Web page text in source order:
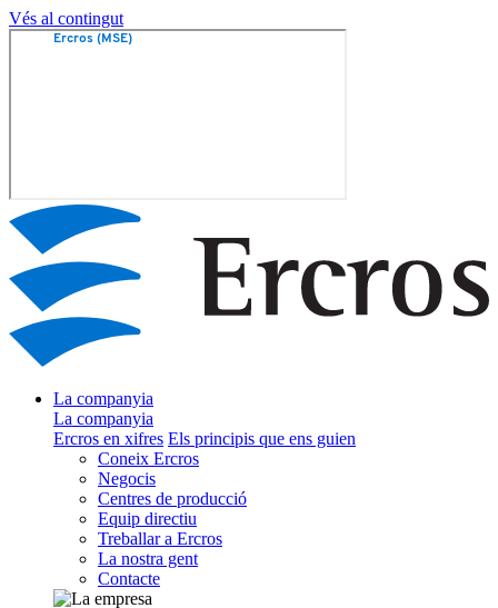
Vés al contingut
La companyia
La companyia
Ercros en xifres Els principis que ens guien
Coneix Ercros
Negocis
Centres de producció
Equip directiu
Treballar a Ercros
La nostra gent
Contacte